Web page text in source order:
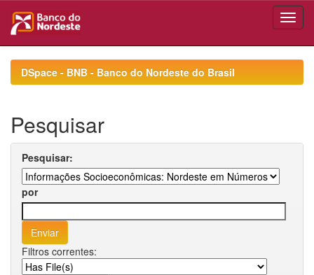
navigationDSpace - BNB - Banco do Nordeste do Brasil
Pesquisar
Pesquisar:
por
Filtros correntes: